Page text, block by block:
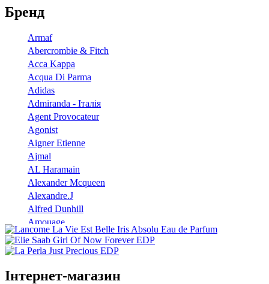
Бренд
Armaf
Abercrombie & Fitch
Acca Kappa
Acqua Di Parma
Adidas
Admiranda - Італія
Agent Provocateur
Agonist
Aigner Etienne
Ajmal
AL Haramain
Alexander Mcqueen
Alexandre.J
Alfred Dunhill
Amouage
Angel Schlesser
Anna Sui
Annick Goutal
Інтернет-магазин